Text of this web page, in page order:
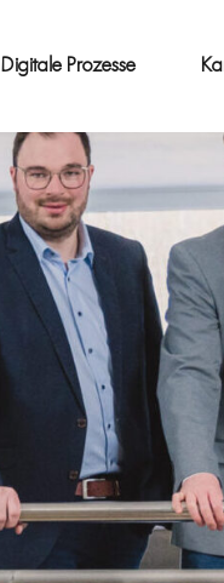
Digitale Prozesse